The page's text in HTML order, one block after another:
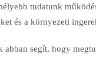
tudatunk
és a környezeti
abban segít, hogy